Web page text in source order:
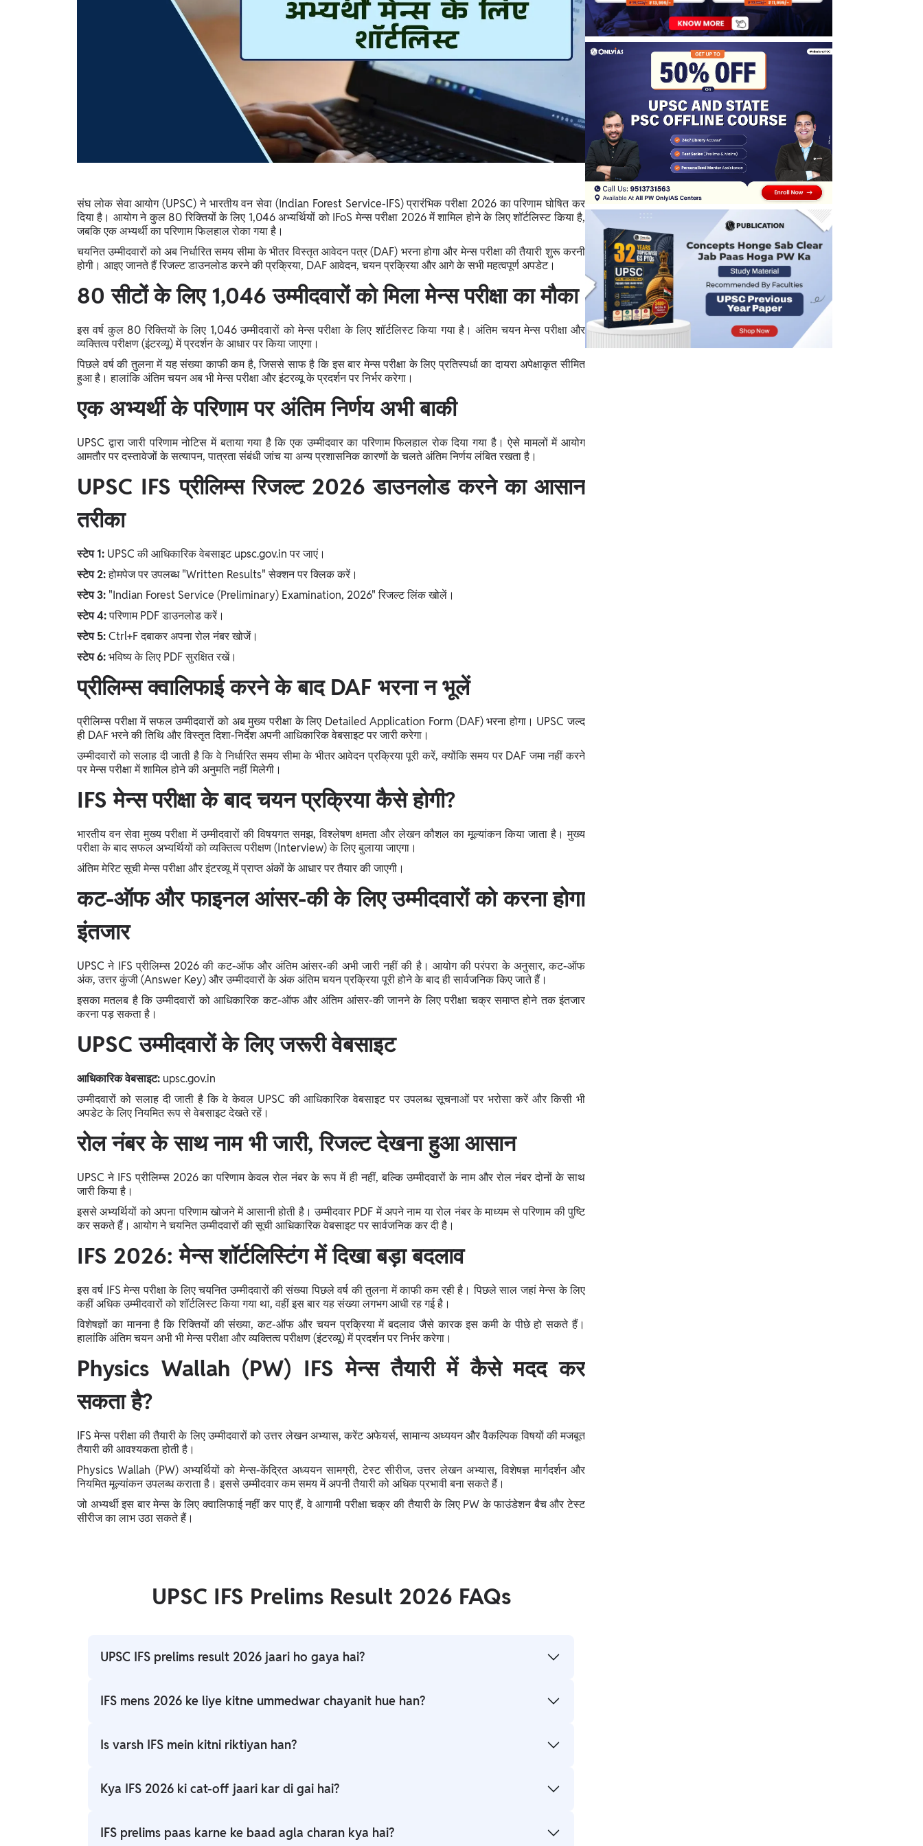
Bahrain, Uganda, Nigeria, Tanzania, Singapore
संघ लोक सेवा आयोग (UPSC) ने भारतीय वन सेवा (Indian Forest Service-IFS) प्रारंभिक परीक्षा 2026 का परिणाम घोषित कर
दिया है। आयोग ने कुल 80 रिक्तियों के लिए 1,046 अभ्यर्थियों को IFoS मेन्स परीक्षा 2026 में शामिल होने के लिए शॉर्टलिस्ट किया है,
जबकि एक अभ्यर्थी का परिणाम फिलहाल रोका गया है।
चयनित उम्मीदवारों को अब निर्धारित समय सीमा के भीतर विस्तृत आवेदन पत्र (DAF) भरना होगा और मेन्स परीक्षा की तैयारी शुरू करनी
होगी। आइए जानते हैं रिजल्ट डाउनलोड करने की प्रक्रिया, DAF आवेदन, चयन प्रक्रिया और आगे के सभी महत्वपूर्ण अपडेट।
80 सीटों के लिए 1,046 उम्मीदवारों को मिला मेन्स परीक्षा का मौका
इस वर्ष कुल 80 रिक्तियों के लिए 1,046 उम्मीदवारों को मेन्स परीक्षा के लिए शॉर्टलिस्ट किया गया है। अंतिम चयन मेन्स परीक्षा और
व्यक्तित्व परीक्षण (इंटरव्यू) में प्रदर्शन के आधार पर किया जाएगा।
पिछले वर्ष की तुलना में यह संख्या काफी कम है, जिससे साफ है कि इस बार मेन्स परीक्षा के लिए प्रतिस्पर्धा का दायरा अपेक्षाकृत सीमित
हुआ है। हालांकि अंतिम चयन अब भी मेन्स परीक्षा और इंटरव्यू के प्रदर्शन पर निर्भर करेगा।
एक अभ्यर्थी के परिणाम पर अंतिम निर्णय अभी बाकी
UPSC द्वारा जारी परिणाम नोटिस में बताया गया है कि एक उम्मीदवार का परिणाम फिलहाल रोक दिया गया है। ऐसे मामलों में आयोग
आमतौर पर दस्तावेजों के सत्यापन, पात्रता संबंधी जांच या अन्य प्रशासनिक कारणों के चलते अंतिम निर्णय लंबित रखता है।
UPSC IFS प्रीलिम्स रिजल्ट 2026 डाउनलोड करने का आसान
तरीका
स्टेप 1: UPSC की आधिकारिक वेबसाइट upsc.gov.in पर जाएं।
स्टेप 2:होमपेज पर उपलब्ध "Written Results" सेक्शन पर क्लिक करें।
स्टेप 3: "Indian Forest Service (Preliminary) Examination, 2026" रिजल्ट लिंक खोलें।
स्टेप 4:परिणाम PDF डाउनलोड करें।
स्टेप 5:Ctrl+F दबाकर अपना रोल नंबर खोजें।
स्टेप 6:भविष्य के लिए PDF सुरक्षित रखें।
प्रीलिम्स क्वालिफाई करने के बाद DAF भरना न भूलें
प्रीलिम्स परीक्षा में सफल उम्मीदवारों को अब मुख्य परीक्षा के लिए Detailed Application Form (DAF) भरना होगा। UPSC जल्द
ही DAF भरने की तिथि और विस्तृत दिशा-निर्देश अपनी आधिकारिक वेबसाइट पर जारी करेगा।
उम्मीदवारों को सलाह दी जाती है कि वे निर्धारित समय सीमा के भीतर आवेदन प्रक्रिया पूरी करें, क्योंकि समय पर DAF जमा नहीं करने
पर मेन्स परीक्षा में शामिल होने की अनुमति नहीं मिलेगी।
IFS मेन्स परीक्षा के बाद चयन प्रक्रिया कैसे होगी?
भारतीय वन सेवा मुख्य परीक्षा में उम्मीदवारों की विषयगत समझ, विश्लेषण क्षमता और लेखन कौशल का मूल्यांकन किया जाता है। मुख्य
परीक्षा के बाद सफल अभ्यर्थियों को व्यक्तित्व परीक्षण (Interview) के लिए बुलाया जाएगा।
अंतिम मेरिट सूची मेन्स परीक्षा और इंटरव्यू में प्राप्त अंकों के आधार पर तैयार की जाएगी।
कट-ऑफ और फाइनल आंसर-की के लिए उम्मीदवारों को करना होगा
इंतजार
UPSC ने IFS प्रीलिम्स 2026 की कट-ऑफ और अंतिम आंसर-की अभी जारी नहीं की है। आयोग की परंपरा के अनुसार, कट-ऑफ
अंक, उत्तर कुंजी (Answer Key) और उम्मीदवारों के अंक अंतिम चयन प्रक्रिया पूरी होने के बाद ही सार्वजनिक किए जाते हैं।
इसका मतलब है कि उम्मीदवारों को आधिकारिक कट-ऑफ और अंतिम आंसर-की जानने के लिए परीक्षा चक्र समाप्त होने तक इंतजार
करना पड़ सकता है।
UPSC उम्मीदवारों के लिए जरूरी वेबसाइट
आधिकारिक वेबसाइट: upsc.gov.in
उम्मीदवारों को सलाह दी जाती है कि वे केवल UPSC की आधिकारिक वेबसाइट पर उपलब्ध सूचनाओं पर भरोसा करें और किसी भी
अपडेट के लिए नियमित रूप से वेबसाइट देखते रहें।
रोल नंबर के साथ नाम भी जारी, रिजल्ट देखना हुआ आसान
UPSC ने IFS प्रीलिम्स 2026 का परिणाम केवल रोल नंबर के रूप में ही नहीं, बल्कि उम्मीदवारों के नाम और रोल नंबर दोनों के साथ
जारी किया है।
इससे अभ्यर्थियों को अपना परिणाम खोजने में आसानी होती है। उम्मीदवार PDF में अपने नाम या रोल नंबर के माध्यम से परिणाम की पुष्टि
कर सकते हैं। आयोग ने चयनित उम्मीदवारों की सूची आधिकारिक वेबसाइट पर सार्वजनिक कर दी है।
IFS 2026: मेन्स शॉर्टलिस्टिंग में दिखा बड़ा बदलाव
इस वर्ष IFS मेन्स परीक्षा के लिए चयनित उम्मीदवारों की संख्या पिछले वर्ष की तुलना में काफी कम रही है। पिछले साल जहां मेन्स के लिए
कहीं अधिक उम्मीदवारों को शॉर्टलिस्ट किया गया था, वहीं इस बार यह संख्या लगभग आधी रह गई है।
विशेषज्ञों का मानना है कि रिक्तियों की संख्या, कट-ऑफ और चयन प्रक्रिया में बदलाव जैसे कारक इस कमी के पीछे हो सकते हैं।
हालांकि अंतिम चयन अभी भी मेन्स परीक्षा और व्यक्तित्व परीक्षण (इंटरव्यू) में प्रदर्शन पर निर्भर करेगा।
Physics Wallah (PW) IFS मेन्स तैयारी में कैसे मदद कर
सकता है?
IFS मेन्स परीक्षा की तैयारी के लिए उम्मीदवारों को उत्तर लेखन अभ्यास, करेंट अफेयर्स, सामान्य अध्ययन और वैकल्पिक विषयों की मजबूत
तैयारी की आवश्यकता होती है।
Physics Wallah (PW) अभ्यर्थियों को मेन्स-केंद्रित अध्ययन सामग्री, टेस्ट सीरीज, उत्तर लेखन अभ्यास, विशेषज्ञ मार्गदर्शन और
नियमित मूल्यांकन उपलब्ध कराता है। इससे उम्मीदवार कम समय में अपनी तैयारी को अधिक प्रभावी बना सकते हैं।
जो अभ्यर्थी इस बार मेन्स के लिए क्वालिफाई नहीं कर पाए हैं, वे आगामी परीक्षा चक्र की तैयारी के लिए PW के फाउंडेशन बैच और टेस्ट
सीरीज का लाभ उठा सकते हैं।
UPSC IFS Prelims Result 2026 FAQs
UPSC IFS prelims result 2026 jaari ho gaya hai?
हां, UPSC ने भारतीय वन सेवा प्रारंभिक परीक्षा 2026 का परिणाम जारी कर दिया है।
IFS mens 2026 ke liye kitne ummedwar chayanit hue han?
कुल 1,046 उम्मीदवारों को IFoS मेन्स परीक्षा 2026 के लिए शॉर्टलिस्ट किया गया है।
Is varsh IFS mein kitni riktiyan han?
भारतीय वन सेवा परीक्षा 2026 के लिए कुल 80 रिक्तियाँ घोषित की गई हैं।
Kya IFS 2026 ki cat-off jaari kar di gai hai?
नहीं, UPSC कट-ऑफ और अंतिम आंसर-की चयन प्रक्रिया पूरी होने के बाद जारी करेगा।
IFS prelims paas karne ke baad agla charan kya hai?
का आसान तरीका
प्रीलिम्स क्वालिफाई करने के बाद DAF भरना न भूलें
IFS मेन्स परीक्षा के बाद चयन प्रक्रिया कैसे होगी?
कट-ऑफ और फाइनल आंसर-की के लिए उम्मीदवारों को
करना होगा इंतजार
UPSC उम्मीदवारों के लिए जरूरी वेबसाइट
रोल नंबर के साथ नाम भी जारी, रिजल्ट देखना हुआ
आसान
IFS 2026: मेन्स शॉर्टलिस्टिंग में दिखा बड़ा बदलाव
Physics Wallah (PW) IFS मेन्स तैयारी में कैसे मदद
कर सकता है?